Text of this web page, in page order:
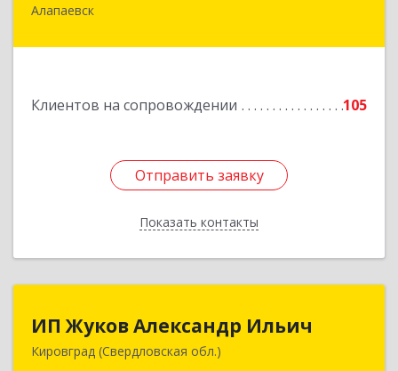
Алапаевск
Клиентов на сопровождении 105
Отправить заявку
Показать контакты
624601, Свердловская обл, Алапаевск г, Ленина
Отправить заявку
Назад
ИП Жуков Александр Ильич
Кировград (Свердловская обл.)
624140, Свердловская обл, Кировград г,